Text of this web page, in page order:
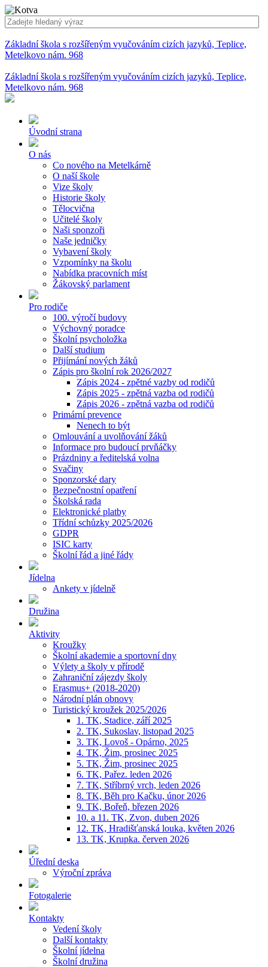
Základní škola s rozšířeným vyučováním cizích jazyků, Teplice,
Metelkovo nám. 968
Základní škola s rozšířeným vyučováním cizích jazyků, Teplice,
Metelkovo nám. 968
Úvodní strana
O nás
Co nového na Metelkárně
O naší škole
Vize školy
Historie školy
Tělocvična
Učitelé školy
Naši sponzoři
Naše jedničky
Vybavení školy
Vzpomínky na školu
Nabídka pracovních míst
Žákovský parlament
Pro rodiče
100. výročí budovy
Výchovný poradce
Školní psycholožka
Další studium
Přijímání nových žáků
Zápis pro školní rok 2026/2027
Zápis 2024 - zpětné vazby od rodičů
Zápis 2025 - zpětná vazba od rodičů
Zápis 2026 - zpětná vazba od rodičů
Primární prevence
Nenech to být
Omlouvání a uvolňování žáků
Informace pro budoucí prvňáčky
Prázdniny a ředitelská volna
Svačiny
Sponzorské dary
Bezpečnostní opatření
Školská rada
Elektronické platby
Třídní schůzky 2025/2026
GDPR
ISIC karty
Školní řád a jiné řády
Jídelna
Ankety v jídelně
Družina
Aktivity
Kroužky
Školní akademie a sportovní dny
Výlety a školy v přírodě
Zahraniční zájezdy školy
Erasmus+ (2018-2020)
Národní plán obnovy
Turistický kroužek 2025/2026
1. TK, Stadice, září 2025
2. TK, Sukoslav, listopad 2025
3. TK, Lovoš - Opárno, 2025
4. TK, Žim, prosinec 2025
5. TK, Žim, prosinec 2025
6. TK, Pařez. leden 2026
7. TK, Stříbrný vrch, leden 2026
8. TK, Běh pro Kačku, únor 2026
9. TK, Bořeň, březen 2026
10. a 11. TK, Zvon, duben 2026
12. TK, Hradišťanská louka, květen 2026
13. TK, Krupka. červen 2026
Úřední deska
Výroční zpráva
Fotogalerie
Kontakty
Vedení školy
Další kontakty
Školní jídelna
Školní družina